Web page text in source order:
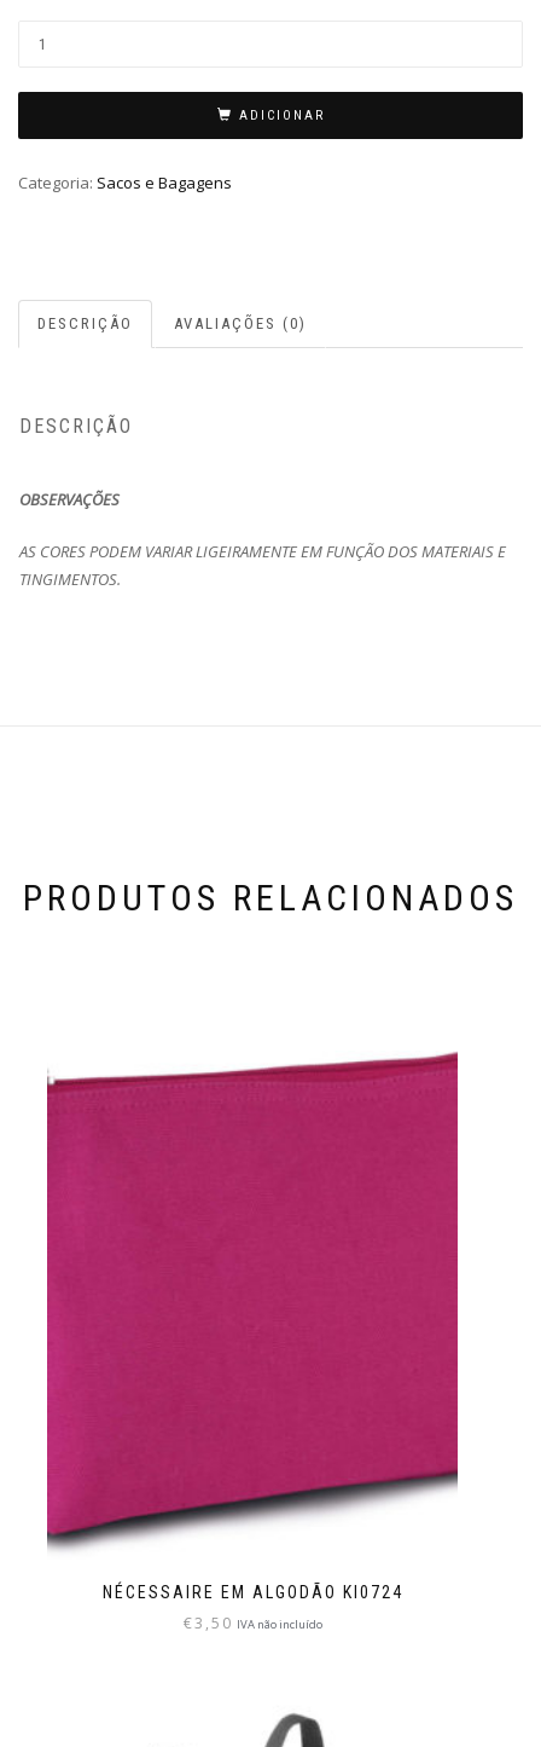
ADICIONAR
Categoria: Sacos e Bagagens
DESCRIÇÃO AVALIAÇÕES (0)
DESCRIÇÃO
OBSERVAÇÕES
AS CORES PODEM VARIAR LIGEIRAMENTE EM FUNÇÃO DOS MATERIAIS E
TINGIMENTOS.
PRODUTOS RELACIONADOS
NÉCESSAIRE EM ALGODÃO KI0724
€3,50 IVA não incluído